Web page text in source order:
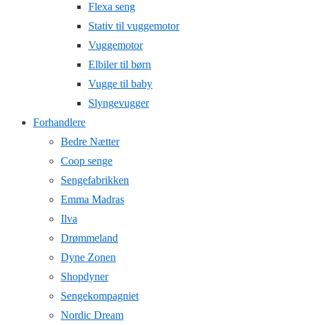
Flexa seng
Stativ til vuggemotor
Vuggemotor
Elbiler til børn
Vugge til baby
Slyngevugger
Forhandlere
Bedre Nætter
Coop senge
Sengefabrikken
Emma Madras
Ilva
Drømmeland
Dyne Zonen
Shopdyner
Sengekompagniet
Nordic Dream